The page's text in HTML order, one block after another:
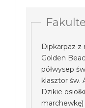
Dipkarpaz
Golden
półwysep
klasztor św.
Dzikie
marchewkę)